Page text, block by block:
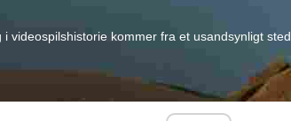
videospilshistorie kommer fra et usandsynligt sted